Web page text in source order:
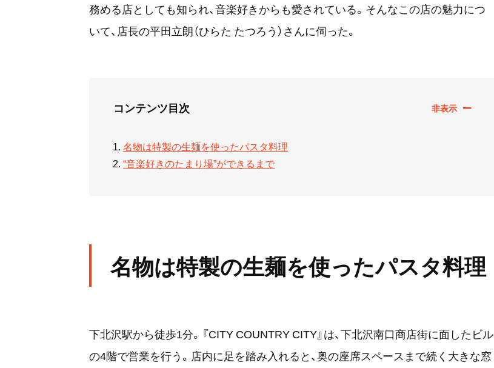
務める店としても知られ、音楽好きからも愛されている。そんなこの店の魅力につ
いて、店長の平田立朗（ひらた たつろう）さんに伺った。
コンテンツ目次
名物は特製の生麺を使ったパスタ料理
“音楽好きのたまり場”ができるまで
名物は特製の生麺を使ったパスタ料理
下北沢駅から徒歩1分。『CITY COUNTRY CITY』は、下北沢南口商店街に面したビル
の4階で営業を行う。店内に足を踏み入れると、奥の座席スペースまで続く大きな窓